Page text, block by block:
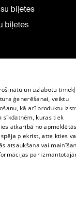
biļetes
biļetes
un uzlabotu
ģenerēšanai, veiktu
kā arī produktu
sīkdatnēm, kuras tiek
atkarībā no
piekrist, atteikties
atsaukšana vai
par